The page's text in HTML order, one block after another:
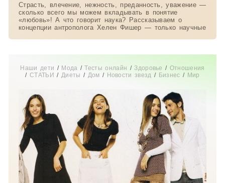
Страсть, влечение, нежность, преданность, уважение —
сколько всего мы можем вкладывать в понятие
«любовь»! А что говорит наука? Рассказываем о
концепции антрополога Хелен Фишер — только научные
Наши дети / Мода /Тесты онлайн /Здоровье / Отношения
/СТАТЬИ / Диеты / Дом / Новости звезд / Бизнес / Мир